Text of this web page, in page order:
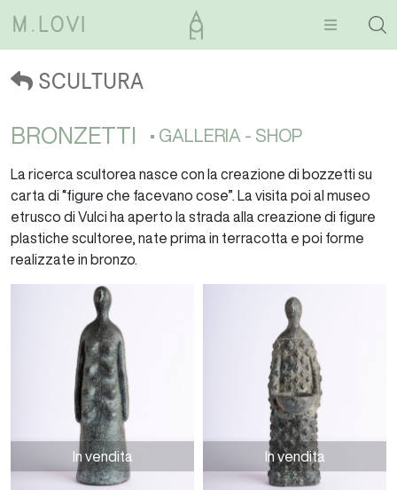
SCULTURA
BRONZETTI • GALLERIA - SHOP
La ricerca scultorea nasce con la creazione di bozzetti su
carta di “figure che facevano cose”. La visita poi al museo
etrusco di Vulci ha aperto la strada alla creazione di figure
plastiche scultoree, nate prima in terracotta e poi forme
realizzate in bronzo.
In vendita In vendita